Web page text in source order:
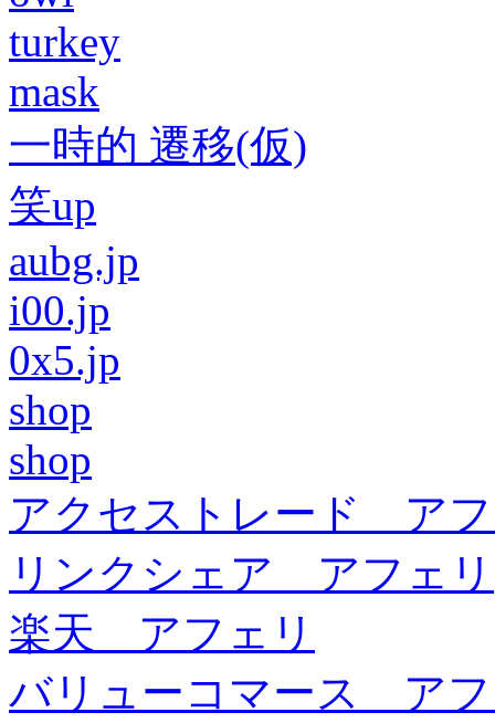
turkey
mask
一時的 遷移(仮)
笑up
aubg.jp
i00.jp
0x5.jp
shop
shop
アクセストレード ア
リンクシェア アフェリ
楽天 アフェリ
バリューコマース ア